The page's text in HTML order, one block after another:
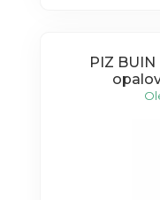
PIZ BUIN